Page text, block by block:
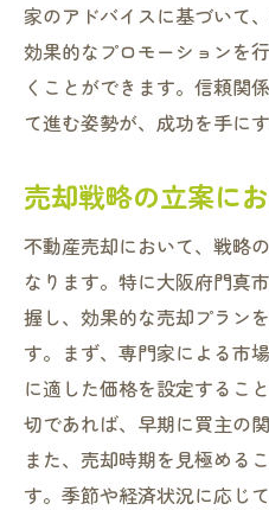
家のアドバイスに基づいて
効果的なプロモーションを
くことができます。信頼関
て進む姿勢が、成功を手に
売却戦略の立案に
不動産売却において、戦略
なります。特に大阪府門真
握し、効果的な売却プラン
す。まず、専門家による市
に適した価格を設定するこ
切であれば、早期に買主の
また、売却時期を見極める
す。季節や経済状況に応じ